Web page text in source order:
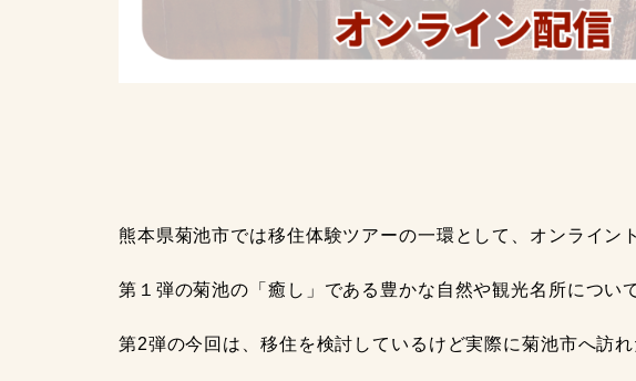
熊本県菊池市では移住体験ツアーの一環として、オンライン
第１弾の菊池の「癒し」である豊かな自然や観光名所につい
第2弾の今回は、移住を検討しているけど実際に菊池市へ訪